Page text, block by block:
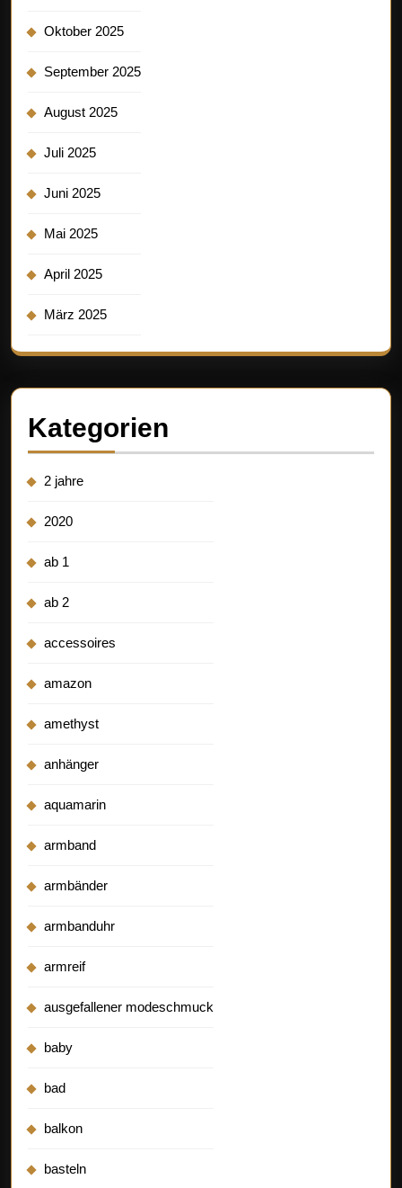
Oktober 2025
September 2025
August 2025
Juli 2025
Juni 2025
Mai 2025
April 2025
März 2025
Kategorien
2 jahre
2020
ab 1
ab 2
accessoires
amazon
amethyst
anhänger
aquamarin
armband
armbänder
armbanduhr
armreif
ausgefallener modeschmuck
baby
bad
balkon
basteln